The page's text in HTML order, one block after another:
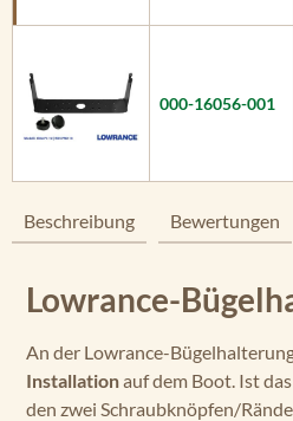
000-16056-001
Beschreibung Bewertungen
Lowrance-
An der Lowrance-
Installationauf dem Boot. Ist das
den zwei Schraubknöpfen/